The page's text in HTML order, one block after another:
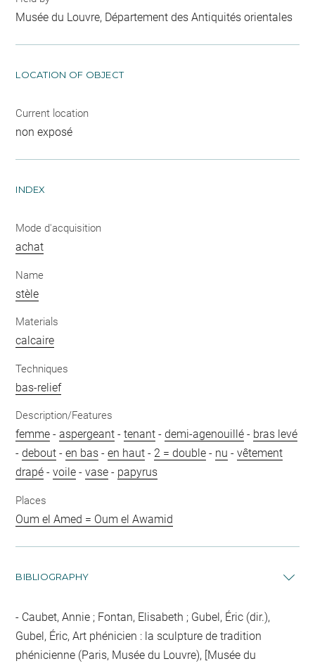
Musée du Louvre, Département des Antiquités orientales
LOCATION OF OBJECT
Current location
non exposé
INDEX
Mode d'acquisition
achat
Name
stèle
Materials
calcaire
Techniques
bas-relief
Description/Features
femme -aspergeant -tenant -demi-agenouillé - bras levé
-debout -en bas -en haut - 2 = double - nu -vêtement
drapé -voile -vase - papyrus
Places
Oum el Amed = Oum el Awamid
BIBLIOGRAPHY
Caubet, Annie ; Fontan, Elisabeth ; Gubel, Éric (dir.),
Gubel, Éric, Art phénicien : la sculpture de tradition
phénicienne (Paris, Musée du Louvre), [Musée du